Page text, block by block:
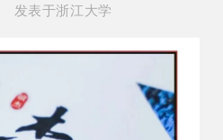
发表于浙江大学